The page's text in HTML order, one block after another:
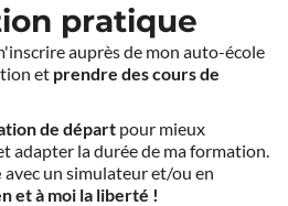
pratique
auprès de mon auto-école
et prendre des cours de
de départ pour mieux
adapter la durée de ma formation.
avec un simulateur et/ou en
et à moi la liberté !